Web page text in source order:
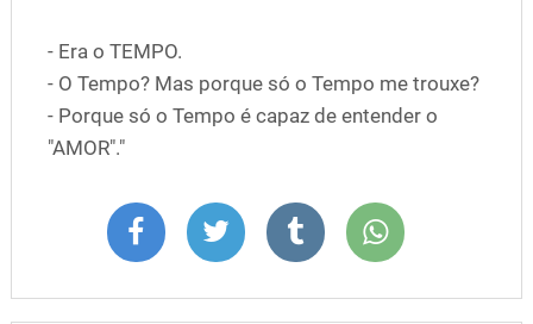
- Era o TEMPO.
- O Tempo? Mas porque só o Tempo me trouxe?
- Porque só o Tempo é capaz de entender o
"AMOR"."